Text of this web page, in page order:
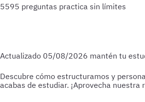
5595 preguntas practica sin límites
Actualizado 05/08/2026 mantén tu
Descubre cómo estructuramos y
acabas de estudiar. ¡Aprovecha